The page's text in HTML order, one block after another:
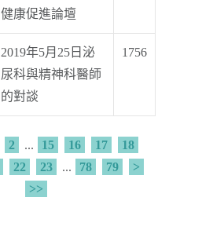
健康促進論壇
2019年5月25日泌
尿科與精神科醫師
的對談
1756
2 ... 15 16 17
18
22 23 ... 78 79
>
>>